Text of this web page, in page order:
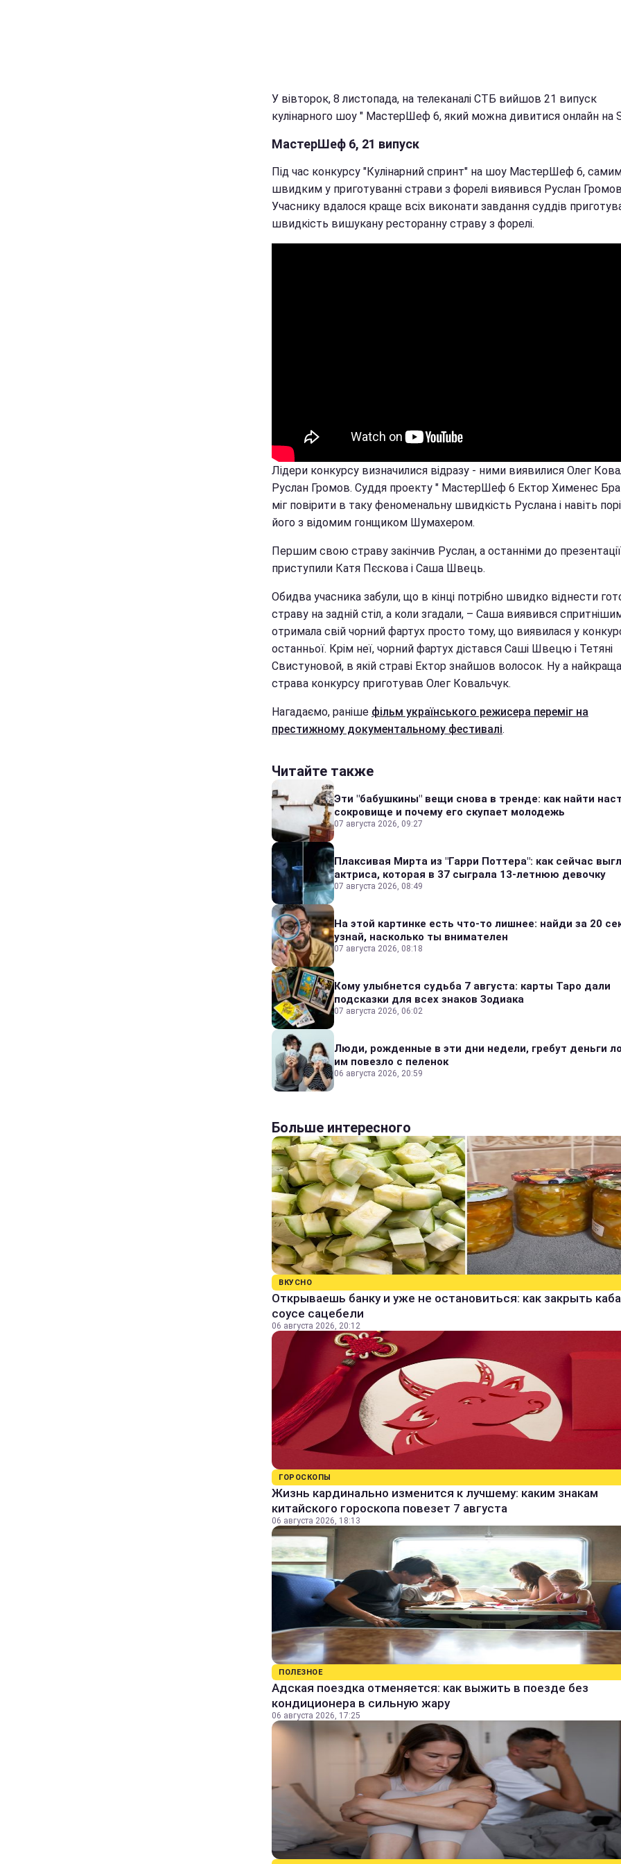
У вівторок, 8 листопада, на телеканалі СТБ вийшов 21 випуск
кулінарного шоу " МастерШеф 6, який можна дивитися онлайн на
МастерШеф 6, 21 випуск
Під час конкурсу "Кулінарний спринт" на шоу МастерШеф 6,
швидким у приготуванні страви з форелі виявився Руслан
Учаснику вдалося краще всіх виконати завдання суддів
швидкість вишукану ресторанну страву з форелі.
Лідери конкурсу визначилися відразу - ними виявилися Олег
Руслан Громов. Суддя проекту " МастерШеф 6 Ектор Хименес
міг повірити в таку феноменальну швидкість Руслана і навіть
його з відомим гонщиком Шумахером.
Першим свою страву закінчив Руслан, а останніми до презентації
приступили Катя Пєскова і Саша Швець.
Обидва учасника забули, що в кінці потрібно швидко віднести
страву на задній стіл, а коли згадали, – Саша виявився
отримала свій чорний фартух просто тому, що виявилася у
останньої. Крім неї, чорний фартух дістався Саші Швецю і Тетяні
Свистуновой, в якій страві Ектор знайшов волосок. Ну а найкраща
страва конкурсу приготував Олег Ковальчук.
Нагадаємо, раніше фільм українського режисера переміг на
престижному документальному фестивалі.
Читайте также
Эти "бабушкины" вещи снова в тренде: как найти
сокровище и почему его скупает молодежь
07 августа 2026, 09:27
Плаксивая Мирта из "Гарри Поттера": как сейчас
актриса, которая в 37 сыграла 13-летнюю девочку
07 августа 2026, 08:49
На этой картинке есть что-то лишнее: найди за 20
узнай, насколько ты внимателен
07 августа 2026, 08:18
Кому улыбнется судьба 7 августа: карты Таро дали
подсказки для всех знаков Зодиака
07 августа 2026, 06:02
Люди, рожденные в эти дни недели, гребут деньги
им повезло с пеленок
06 августа 2026, 20:59
Больше интересного
ВКУСНО
Открываешь банку и уже не остановиться: как закрыть
соусе сацебели
06 августа 2026, 20:12
ГОРОСКОПЫ
Жизнь кардинально изменится к лучшему: каким знакам
китайского гороскопа повезет 7 августа
06 августа 2026, 18:13
ПОЛЕЗНОЕ
Адская поездка отменяется: как выжить в поезде без
кондиционера в сильную жару
06 августа 2026, 17:25